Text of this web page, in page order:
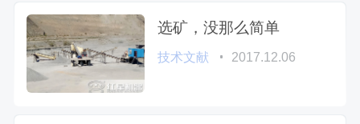
选矿，没那么简单
技术文献 2017.12.06